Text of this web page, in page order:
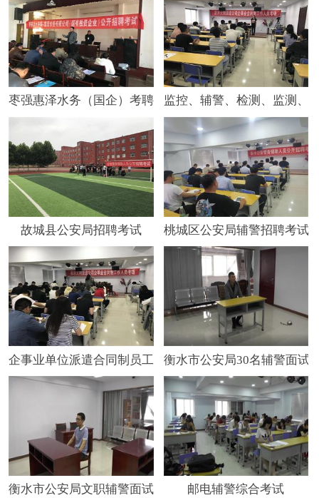
枣强惠泽水务（国企）考聘考试监控、辅警、检测、监测、
故城县公安局招聘考试 桃城区公安局辅警招聘考试
企事业单位派遣合同制员工招聘衡水市公安局30名辅警面试
衡水市公安局文职辅警面试考试 邮电辅警综合考试